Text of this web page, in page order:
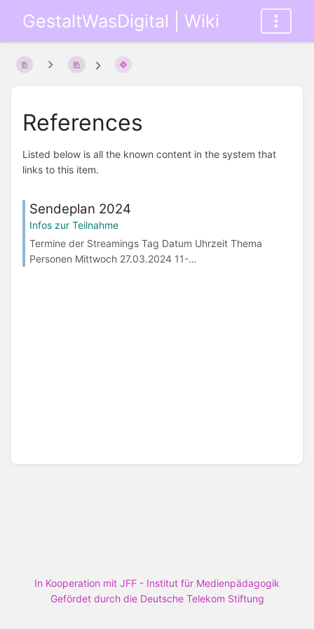
GestaltWasDigital | Wiki
References
Listed below is all the known content in the system that
links to this item.
Sendeplan 2024
Infos zur Teilnahme
Termine der Streamings Tag Datum Uhrzeit Thema
Personen Mittwoch 27.03.2024 11-...
In Kooperation mit JFF - Institut für Medienpädagogik
Gefördet durch die Deutsche Telekom Stiftung